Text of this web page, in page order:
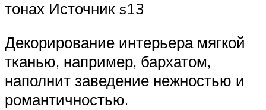
тонах Источник s13
Декорирование интерьера мягкой
тканью, например, бархатом,
наполнит заведение нежностью и
романтичностью.